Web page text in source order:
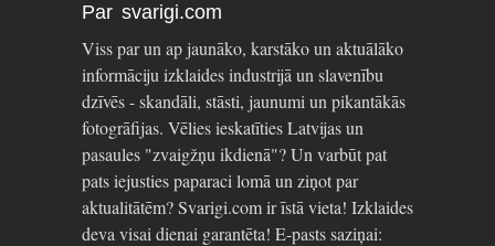
Par svarigi.com
Viss par un ap jaunāko, karstāko un aktuālāko
informāciju izklaides industrijā un slavenību
dzīvēs - skandāli, stāsti, jaunumi un pikantākās
fotogrāfijas. Vēlies ieskatīties Latvijas un
pasaules "zvaigžņu ikdienā"? Un varbūt pat
pats iejusties paparaci lomā un ziņot par
aktualitātēm? Svarigi.com ir īstā vieta! Izklaides
deva visai dienai garantēta! E-pasts saziņai: